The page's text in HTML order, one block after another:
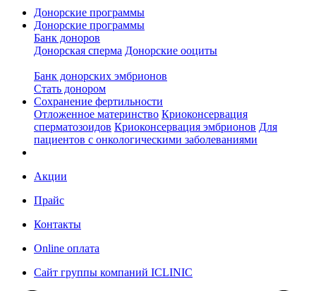
Донорские программы
Донорские программы
Банк доноров
Донорская сперма Донорские ооциты
Банк донорских эмбрионов
Стать донором
Сохранение фертильности
Отложенное материнство Криоконсервация
сперматозоидов Криоконсервация эмбрионов Для
пациентов с онкологическими заболеваниями
Акции
Прайс
Контакты
Online оплата
Сайт группы компаний ICLINIC